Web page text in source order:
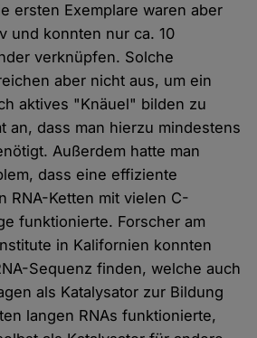
ersten Exemplare waren aber
und konnten nur ca. 10
verknüpfen. Solche
aber nicht aus, um ein
aktives "Knäuel" bilden zu
an, dass man hierzu mindestens
Außerdem hatte man
dass eine effiziente
RNA-Ketten mit vielen C-
funktionierte. Forscher am
in Kalifornien konnten
Sequenz finden, welche auch
als Katalysator zur Bildung
langen RNAs funktionierte,